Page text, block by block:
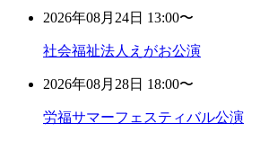
2026年08月24日 13:00〜
社会福祉法人えがお公演
2026年08月28日 18:00〜
労福サマーフェスティバル公演